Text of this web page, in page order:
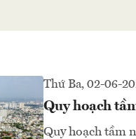
Thứ Ba, 02-06-
Quy hoạch
Quy hoạch tầm